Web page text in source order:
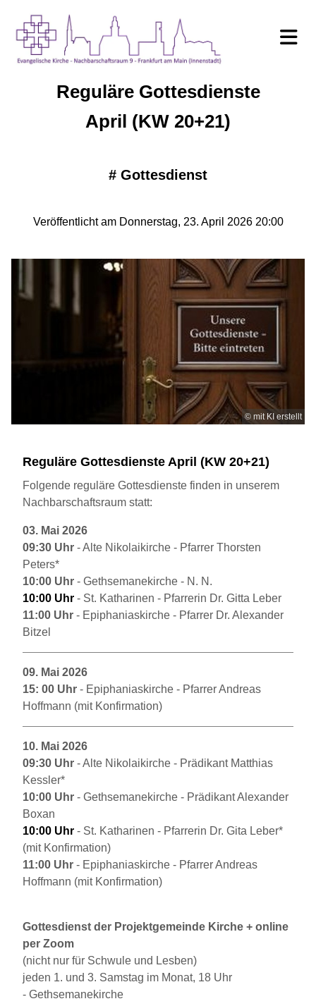
Reguläre Gottesdienste
April (KW 20+21)
# Gottesdienst
Veröffentlicht am Donnerstag, 23. April 2026 20:00
© mit KI erstellt
Reguläre Gottesdienste April (KW 20+21)
Folgende reguläre Gottesdienste finden in unserem
Nachbarschaftsraum statt:
03. Mai 2026
09:30 Uhr - Alte Nikolaikirche - Pfarrer Thorsten
Peters*
10:00 Uhr - Gethsemanekirche - N. N.
10:00 Uhr - St. Katharinen - Pfarrerin Dr. Gitta Leber
11:00 Uhr - Epiphaniaskirche - Pfarrer Dr. Alexander
Bitzel
09. Mai 2026
15: 00 Uhr - Epiphaniaskirche - Pfarrer Andreas
Hoffmann (mit Konfirmation)
10. Mai 2026
09:30 Uhr - Alte Nikolaikirche - Prädikant Matthias
Kessler*
10:00 Uhr - Gethsemanekirche - Prädikant Alexander
Boxan
10:00 Uhr - St. Katharinen - Pfarrerin Dr. Gita Leber*
(mit Konfirmation)
11:00 Uhr - Epiphaniaskirche - Pfarrer Andreas
Hoffmann (mit Konfirmation)
Gottesdienst der Projektgemeinde Kirche + online
per Zoom
(nicht nur für Schwule und Lesben)
jeden 1. und 3. Samstag im Monat, 18 Uhr
- Gethsemanekirche